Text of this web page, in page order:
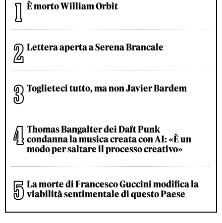
È morto William Orbit
Lettera aperta a Serena Brancale
Toglieteci tutto, ma non Javier Bardem
Thomas Bangalter dei Daft Punk
condanna la musica creata con AI: «È un
modo per saltare il processo creativo»
La morte di Francesco Guccini modifica la
viabilità sentimentale di questo Paese